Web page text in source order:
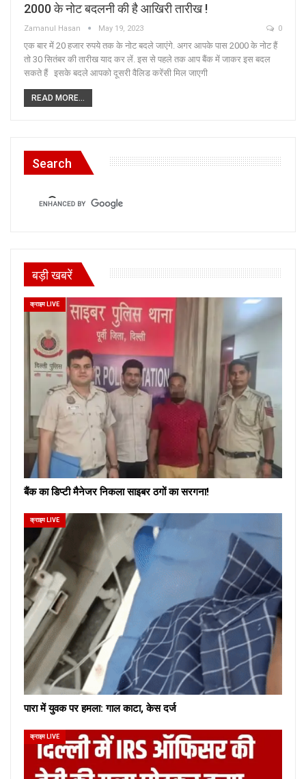
2000 के नोट बदलनी की है आखिरी तारीख !
Zamanul Hasan May 19, 2023 0
एक बार में 20 हजार रुपये तक के नोट बदले जाएंगे. अगर आपके पास 2000 के नोट हैं
तो 30 सितंबर की तारीख याद कर लें. इस से पहले तक आप बैंक में जाकर इस बदल
सकते हैं इसके बदले आपको दूसरी वैलिड करेंसी मिल जाएगी
READ MORE...
Search
बड़ी खबरें
क्राइम LIVE
बैंक का डिप्टी मैनेजर निकला साइबर ठगों का सरगना!
क्राइम LIVE
पारा में युवक पर हमला: गाल काटा, केस दर्ज
क्राइम LIVE